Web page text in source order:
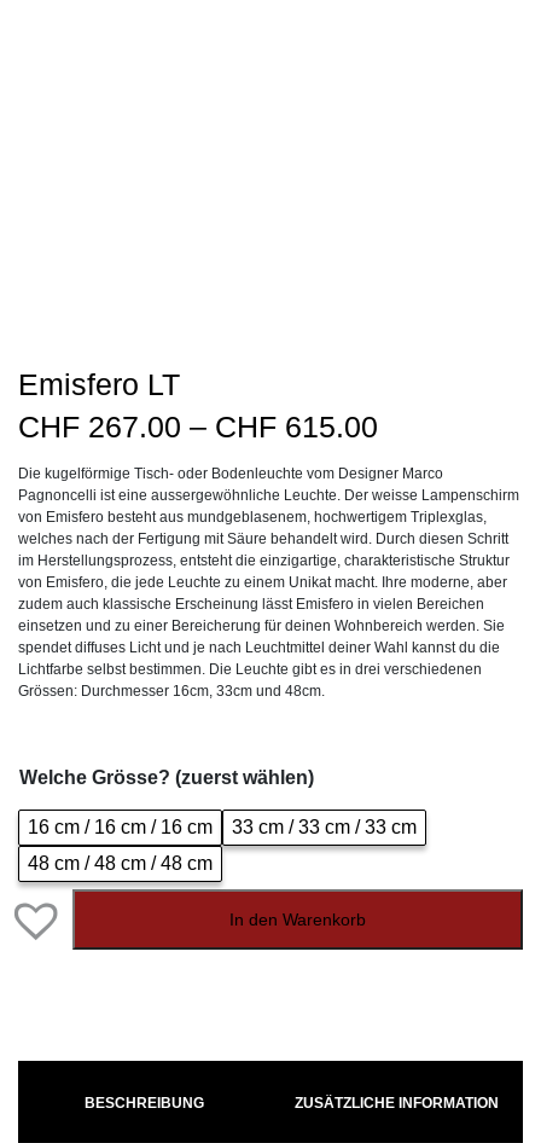
Emisfero LT
CHF 267.00 – CHF 615.00
bis
CHF615.00
Die kugelförmige Tisch- oder Bodenleuchte vom Designer Marco
Pagnoncelli ist eine aussergewöhnliche Leuchte. Der weisse Lampenschirm
von Emisfero besteht aus mundgeblasenem, hochwertigem Triplexglas,
welches nach der Fertigung mit Säure behandelt wird. Durch diesen Schritt
im Herstellungsprozess, entsteht die einzigartige, charakteristische Struktur
von Emisfero, die jede Leuchte zu einem Unikat macht. Ihre moderne, aber
zudem auch klassische Erscheinung lässt Emisfero in vielen Bereichen
einsetzen und zu einer Bereicherung für deinen Wohnbereich werden. Sie
spendet diffuses Licht und je nach Leuchtmittel deiner Wahl kannst du die
Lichtfarbe selbst bestimmen. Die Leuchte gibt es in drei verschiedenen
Grössen: Durchmesser 16cm, 33cm und 48cm.
Welche Grösse? (zuerst wählen)
16 cm / 16 cm / 16 cm
33 cm / 33 cm / 33 cm
48 cm / 48 cm / 48 cm
In den Warenkorb
BESCHREIBUNG ZUSÄTZLICHE INFORMATION